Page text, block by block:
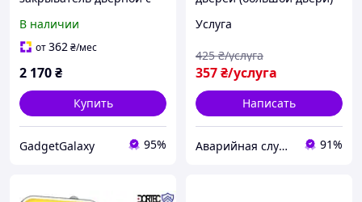
6527TH402
В наличии
от362₴/мес
2 170₴
Купить
GadgetGalaxy 95%
Услуга
357₴/услуга
425 ₴/услуга
Написать
Аварийная служба по открытию замков Днепр 91%